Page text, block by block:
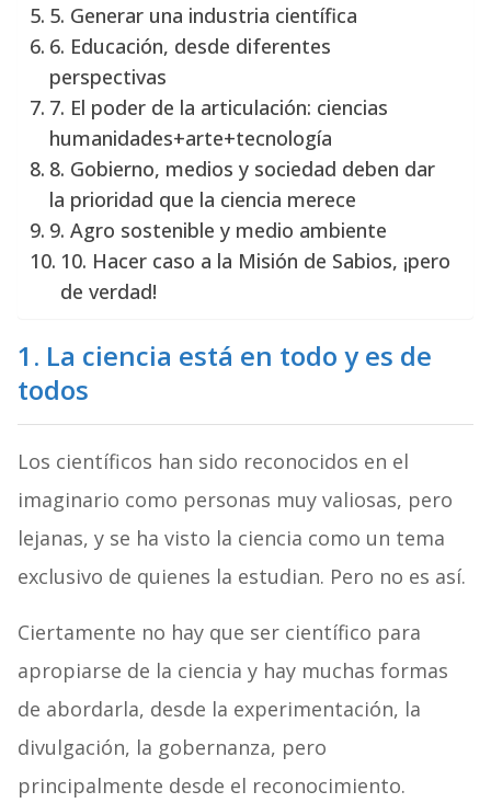
5. Generar una industria científica
6. Educación, desde diferentes
perspectivas
7. El poder de la articulación: ciencias
humanidades+arte+tecnología
8. Gobierno, medios y sociedad deben dar
la prioridad que la ciencia merece
9. Agro sostenible y medio ambiente
10. Hacer caso a la Misión de Sabios, ¡pero
de verdad!
1. La ciencia está en todo y es de
todos
Los científicos han sido reconocidos en el
imaginario como personas muy valiosas, pero
lejanas, y se ha visto la ciencia como un tema
exclusivo de quienes la estudian. Pero no es así.
Ciertamente no hay que ser científico para
apropiarse de la ciencia y hay muchas formas
de abordarla, desde la experimentación, la
divulgación, la gobernanza, pero
principalmente desde el reconocimiento.